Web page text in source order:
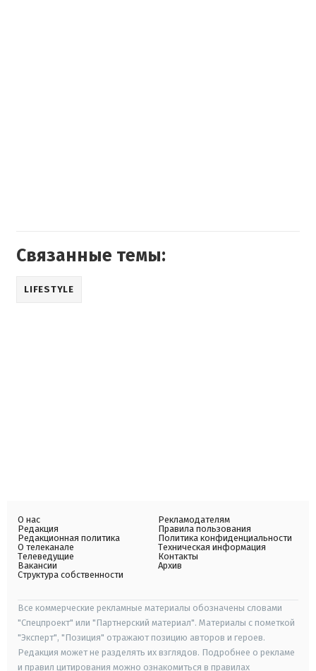
Связанные темы:
LIFESTYLE
О нас
Редакция
Редакционная политика
О телеканале
Телеведущие
Вакансии
Структура собственности
Рекламодателям
Правила пользования
Политика конфиденциальности
Техническая информация
Контакты
Архив
Все коммерческие рекламные материалы обозначены словами
"Спецпроект" или "Партнерский материал". Материалы с пометкой
"Эксперт", "Позиция" отражают позицию авторов и героев.
Редакция может не разделять их взглядов. Подробнее о рекламе
и правил цитирования можно ознакомиться в правилах